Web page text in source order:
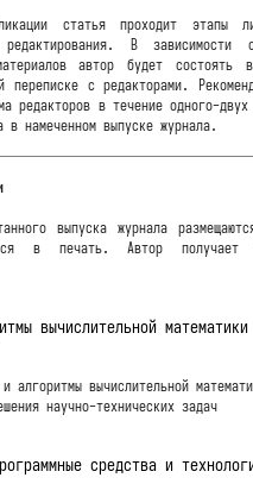
статья проходит этапы
В зависимости
автор будет состоять
переписке с редакторами.
редакторов в течение одного-
в намеченном выпуске журнала.
выпуска журнала
в печать. Автор получает
вычислительной
алгоритмы вычислительной
научно-технических задач
средства и